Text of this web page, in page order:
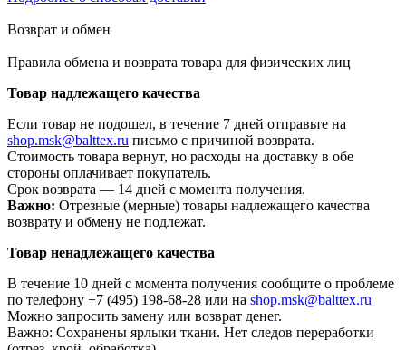
Возврат и обмен
Правила обмена и возврата товара для физических лиц
Товар надлежащего качества
Если товар не подошел, в течение 7 дней отправьте на
shop.msk@balttex.ru письмо с причиной возврата.
Стоимость товара вернут, но расходы на доставку в обе
стороны оплачивает покупатель.
Срок возврата — 14 дней с момента получения.
Важно: Отрезные (мерные) товары надлежащего качества
возврату и обмену не подлежат.
Товар ненадлежащего качества
В течение 10 дней с момента получения сообщите о проблеме
по телефону +7 (495) 198-68-28 или на shop.msk@balttex.ru
Можно запросить замену или возврат денег.
Важно: Сохранены ярлыки ткани. Нет следов переработки